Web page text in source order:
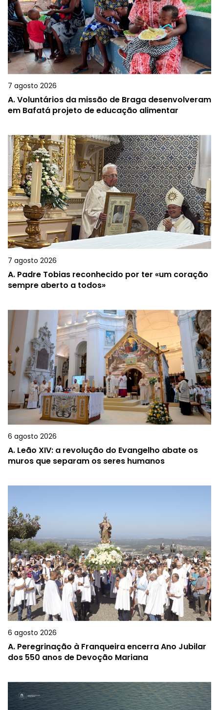
7 agosto 2026
A.Voluntários da missão de Braga desenvolveram
em Bafatá projeto de educação alimentar
7 agosto 2026
A. Padre Tobias reconhecido por ter «um coração
sempre aberto a todos»
6 agosto 2026
A. Leão XIV: a revolução do Evangelho abate os
muros que separam os seres humanos
6 agosto 2026
A. Peregrinação à Franqueira encerra Ano Jubilar
dos 550 anos de Devoção Mariana